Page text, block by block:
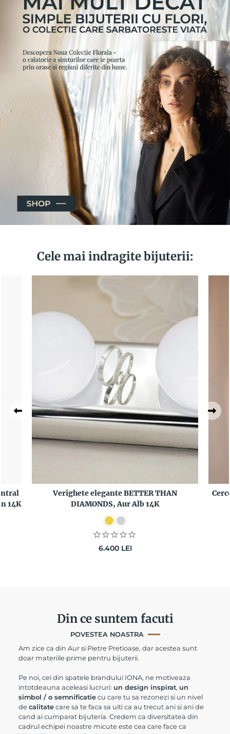
Cele mai indragite bijuterii:
14K
Verighete elegante BETTER THAN
DIAMONDS, Aur Alb 14K
6.400 LEI
POVESTEA NOASTRA
Din ce suntem facuti
Am zice ca din Aur si Pietre Pretioase, dar acestea sunt
doar materiile prime pentru bijuterii.
Pe noi, cei din spatele brandului IONA, ne motiveaza
intotdeauna aceleasi lucruri: un design inspirat, un
simbol / o semnificatie cu care tu sa rezonezi si un nivel
de calitate care sa te faca sa uiti ca au trecut ani si ani de
cand ai cumparat bijuteria. Credem ca diversitatea din
cadrul echipei noastre micute este cea care face ca